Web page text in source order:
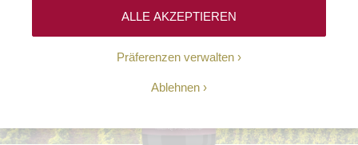
Präferenzen verwalten
Ablehnen
ALLE AKZEPTIEREN